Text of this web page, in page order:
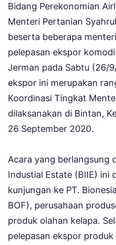
Bidang Perekonomian
Menteri Pertanian
beserta beberapa
pelepasan ekspor
Jerman pada Sabtu (26/
ekspor ini merupakan
Koordinasi Tingkat
dilaksanakan di Bintan,
26 September 2020.
Acara yang berlangsung
Industial Estate (BIIE) ini
kunjungan ke PT.
BOF), perusahaan
produk olahan kelapa.
pelepasan ekspor